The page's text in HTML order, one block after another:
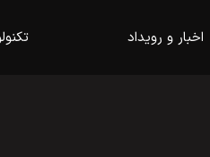
اخبار و رویداد